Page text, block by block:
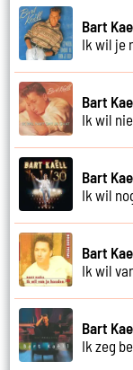
Bart
Ik wil je
Bart
Ik wil
Bart
Ik wil
Bart
Ik wil
Bart
Ik zeg